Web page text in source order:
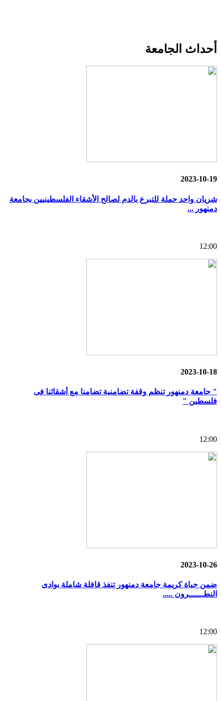
أحداث الجامعة
2023-10-19
شريان واحد حملة للتبرع بالدم لصالح الأشقاء الفلسطينيين بجامعة
دمنهور ...
12:00
2023-10-18
" جامعة دمنهور تنظم وقفة تضامنية تضامنا مع أشقائنا فى
فلسطين "
12:00
2023-10-26
ضمن حياة كريمة جامعة دمنهور تنفذ قافلة شاملة بوادى
النطــــــرون .....
12:00